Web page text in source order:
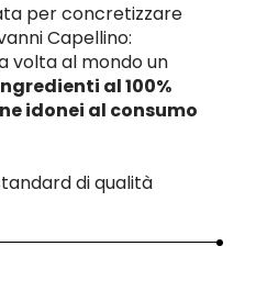
per concretizzare
Capellino:
volta al mondo un
al 100%
idonei al consumo
di qualità